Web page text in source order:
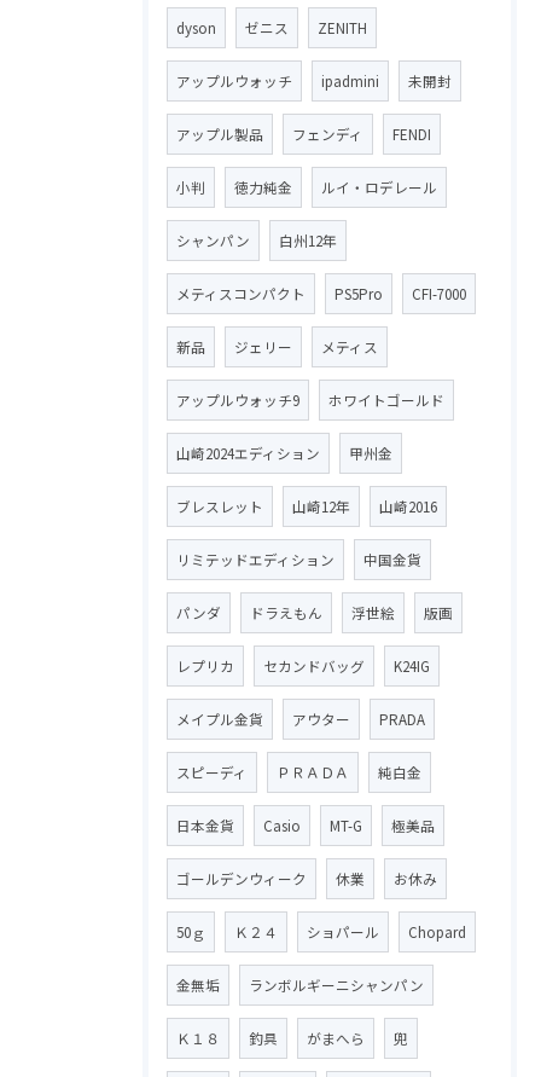
dyson ゼニス ZENITH
アップルウォッチ ipadmini 未開封
アップル製品 フェンディ FENDI
小判 徳力純金 ルイ・ロデレール
シャンパン 白州12年
メティスコンパクト PS5Pro CFI-7000
新品 ジェリー メティス
アップルウォッチ9 ホワイトゴールド
山崎2024エディション 甲州金
ブレスレット 山崎12年 山崎2016
リミテッドエディション 中国金貨
パンダ ドラえもん 浮世絵 版画
レプリカ セカンドバッグ K24IG
メイプル金貨 アウター PRADA
スピーディ ＰＲＡＤＡ 純白金
日本金貨 Casio MT-G 極美品
ゴールデンウィーク 休業 お休み
50ｇ Ｋ２４ ショパール Chopard
金無垢 ランボルギーニシャンパン
Ｋ１８ 釣具 がまへら 兜